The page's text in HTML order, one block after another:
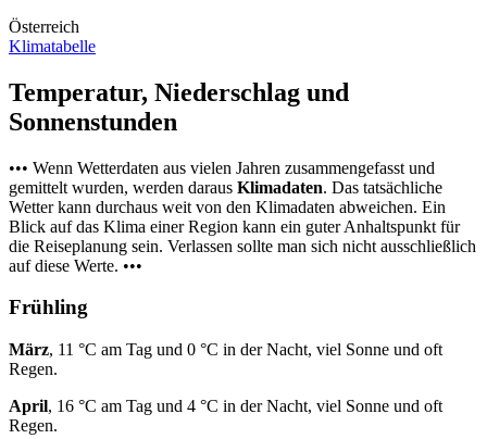
Österreich
Klimatabelle
Temperatur, Niederschlag und
Sonnenstunden
••• Wenn Wetterdaten aus vielen Jahren zusammengefasst und
gemittelt wurden, werden daraus Klimadaten. Das tatsächliche
Wetter kann durchaus weit von den Klimadaten abweichen. Ein
Blick auf das Klima einer Region kann ein guter Anhaltspunkt für
die Reiseplanung sein. Verlassen sollte man sich nicht ausschließlich
auf diese Werte. •••
Frühling
März, 11 °C am Tag und 0 °C in der Nacht, viel Sonne und oft
Regen.
April, 16 °C am Tag und 4 °C in der Nacht, viel Sonne und oft
Regen.